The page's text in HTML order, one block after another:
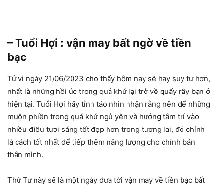
– Tuổi Hợi : vận may bất ngờ về tiền
bạc
Tử vi ngày 21/06/2023 cho thấy hôm nay sẽ hay suy tư hơn,
nhất là những hồi ức trong quá khứ lại trở về quấy rầy bạn ở
hiện tại. Tuổi Hợi hãy tỉnh táo nhìn nhận rằng nên để những
muộn phiền trong quá khứ ngủ yên và hướng tâm trí vào
nhiều điều tươi sáng tốt đẹp hơn trong tương lai, đó chính
là cách tốt nhất để tiếp thêm năng lượng cho chính bản
thân mình.
Thứ Tư này sẽ là một ngày đưa tới vận may về tiền bạc bất